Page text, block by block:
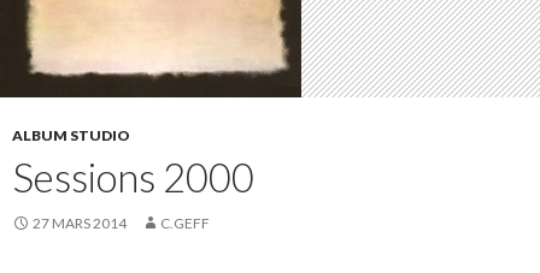
ALBUM STUDIO
Sessions 2000
27 MARS 2014 C.GEFF